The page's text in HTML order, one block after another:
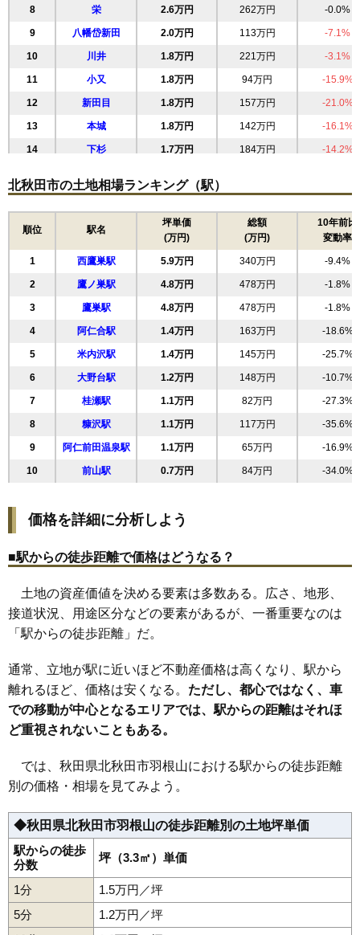
8 栄 2.6万円 262万円 -0.0%
9 八幡岱新田 2.0万円 113万円 -7.1%
10 川井 1.8万円 221万円 -3.1%
11 小又 1.8万円 94万円 -15.9%
12 新田目 1.8万円 157万円 -21.0%
13 本城 1.8万円 142万円 -16.1%
14 下杉 1.7万円 184万円 -14.2%
16 綴子 1.3万円 130万円 -29.5%
1.3万円 133万円 -21.0%
1.3万円 135万円 -12.1%
19 上杉 1.1万円 143万円 -10.2%
20 阿仁水無 1.1万円 197万円 -21.3%
21 浦田 1.0万円 180万円 -20.3%
22 阿仁前田 1.0万円 62万円 -22.7%
23 阿仁比立内 0.9万円 220万円 -10.5%
24 羽根山 0.8万円 106万円 -31.5%
25 今泉 0.7万円 107万円 -34.3%
26 七日市 0.6万円 63万円 -42.5%
27 三里 0.5万円 103万円 -20.9%
北秋田市の土地相場ランキング（駅）
順位 駅名
坪単価
(万円)
総額
(万円)
10年前比
変動率
1 西鷹巣駅 5.9万円 340万円 -9.4%
2 鷹ノ巣駅 4.8万円 478万円 -1.8%
3 鷹巣駅 4.8万円 478万円 -1.8%
4 阿仁合駅 1.4万円 163万円 -18.6%
5 米内沢駅 1.4万円 145万円 -25.7%
6 大野台駅 1.2万円 148万円 -10.7%
7 桂瀬駅 1.1万円 82万円 -27.3%
8 糠沢駅 1.1万円 117万円 -35.6%
9 阿仁前田温泉駅 1.1万円 65万円 -16.9%
10 前山駅 0.7万円 84万円 -34.0%
価格を詳細に分析しよう
■駅からの徒歩距離で価格はどうなる？
土地の資産価値を決める要素は多数ある。広さ、地形、
接道状況、用途区分などの要素があるが、一番重要なのは
「駅からの徒歩距離」だ。
通常、立地が駅に近いほど不動産価格は高くなり、駅から
離れるほど、価格は安くなる。 ただし、都心ではなく、車
での移動が中心となるエリアでは、駅からの距離はそれほ
ど重視されないこともある。
では、秋田県北秋田市羽根山における駅からの徒歩距離
別の価格・相場を見てみよう。
◆秋田県北秋田市羽根山の徒歩距離別の土地坪単価
駅からの徒歩
分数
坪（3.3㎡）単価
1分
1.5万円／坪
5分
1.2万円／坪